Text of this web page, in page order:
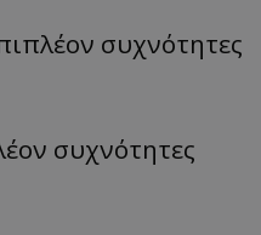
συχνότητες
συχνότητες